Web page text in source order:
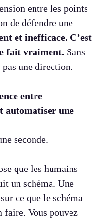
entre les points
de défendre une
et inefficace. C’est
fait vraiment. Sans
une direction.
entre
automatiser une
seconde.
que les humains
un schéma. Une
ce que le schéma
faire. Vous pouvez